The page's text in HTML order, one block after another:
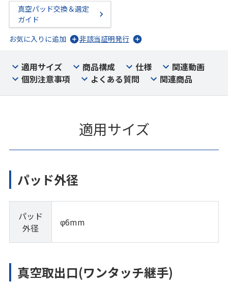
真空パッド交換＆選定
ガイド
お気に入りに追加
非該当証明発行
適用サイズ 商品構成 仕様
関連動画
個別注意事項
よくある質問 関連商品
適用サイズ
パッド外径
パッド
外径
φ6mm
真空取出口(ワンタッチ継手)